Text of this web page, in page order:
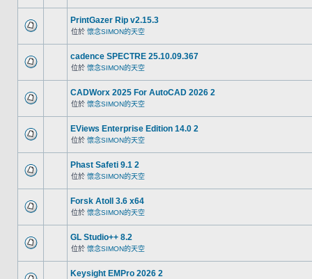
PrintGazer Rip v2.15.3
位於 懷念SIMON的天空
cadence SPECTRE 25.10.09.367
位於 懷念SIMON的天空
CADWorx 2025 For AutoCAD 2026 2
位於 懷念SIMON的天空
EViews Enterprise Edition 14.0 2
位於 懷念SIMON的天空
Phast Safeti 9.1 2
位於 懷念SIMON的天空
Forsk Atoll 3.6 x64
位於 懷念SIMON的天空
GL Studio++ 8.2
位於 懷念SIMON的天空
Keysight EMPro 2026 2